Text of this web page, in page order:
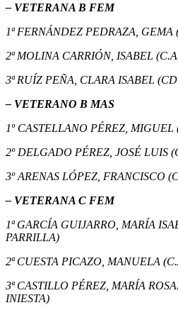
– VETERANA B FEM
1ª FERNÁNDEZ PEDRAZA, GEMA
2ª MOLINA CARRIÓN, ISABEL
3ª RUÍZ PEÑA, CLARA ISABEL
– VETERANO B MAS
1º CASTELLANO PÉREZ, MIGUEL
2º DELGADO PÉREZ, JOSÉ LUIS
3º ARENAS LÓPEZ, FRANCISCO
– VETERANA C FEM
1ª GARCÍA GUIJARRO, MARÍA
PARRILLA)
2ª CUESTA PICAZO, MANUELA
3ª CASTILLO PÉREZ, MARÍA
INIESTA)